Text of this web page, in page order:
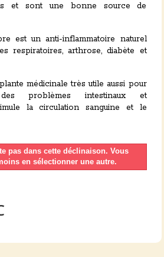
et sont une bonne source de
est un anti-inflammatoire naturel
respiratoires, arthrose, diabète et
médicinale très utile aussi pour
problèmes intestinaux et
la circulation sanguine et le
pas dans cette déclinaison. Vous
en sélectionner une autre.